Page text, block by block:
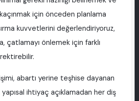
için önceden planlama
kuvvetlerini değerlendiriyoruz,
çatlamayı önlemek için farklı
abartı yerine teşhise dayanan
yapısal ihtiyaç açıklamadan her diş